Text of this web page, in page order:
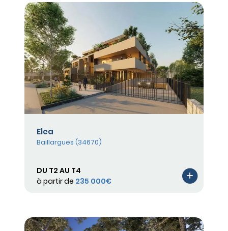
Elea
Baillargues (34670)
DU T2 AU T4
à partir de 235 000€